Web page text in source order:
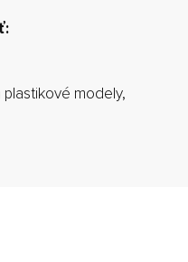
plastikové modely,